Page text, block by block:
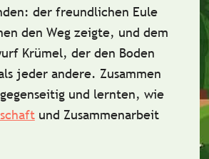
der freundlichen Eule
den Weg zeigte, und dem
Krümel, der den Boden
jeder andere. Zusammen
und lernten, wie
und Zusammenarbeit